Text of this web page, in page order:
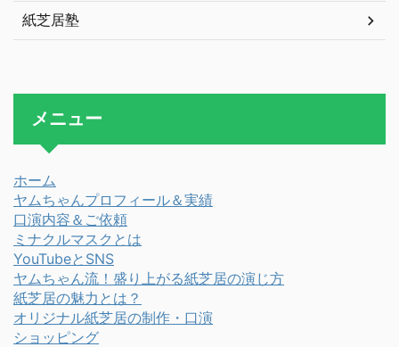
紙芝居塾
メニュー
ホーム
ヤムちゃんプロフィール＆実績
口演内容＆ご依頼
ミナクルマスクとは
YouTubeとSNS
ヤムちゃん流！盛り上がる紙芝居の演じ方
紙芝居の魅力とは？
オリジナル紙芝居の制作・口演
ショッピング